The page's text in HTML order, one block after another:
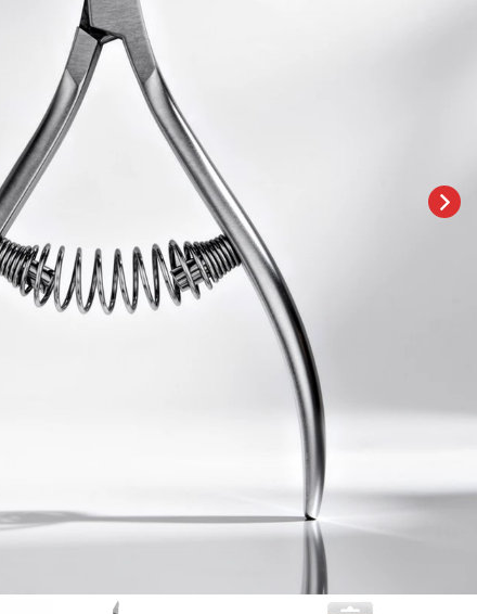
Мармелад
Битое стекло
Дезинфекция
Крафт пакеты
Для инструментов
Для рук
Боксы стерилизаторы
Инструменты
Кусачки
Праймеры-